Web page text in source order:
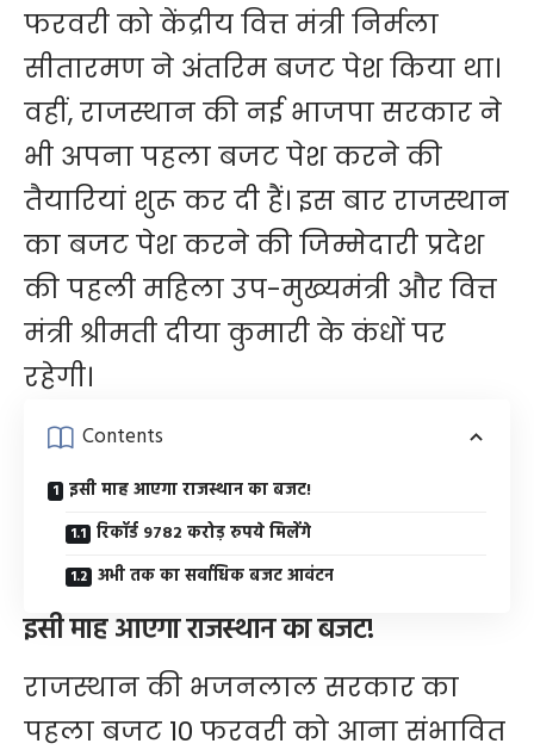
फरवरी को केंद्रीय वित्त मंत्री निर्मला
सीतारमण ने अंतरिम बजट पेश किया था।
वहीं, राजस्थान की नई भाजपा सरकार ने
भी अपना पहला बजट पेश करने की
तैयारियां शुरू कर दी हैं। इस बार राजस्थान
का बजट पेश करने की जिम्मेदारी प्रदेश
की पहली महिला उप-मुख्यमंत्री और वित्त
मंत्री श्रीमती दीया कुमारी के कंधों पर
रहेगी।
Contents
इसी माह आएगा राजस्थान का बजट!
रिकॉर्ड 9782 करोड़ रुपये मिलेंगे
अभी तक का सर्वाधिक बजट आवंटन
इसी माह आएगा राजस्थान का बजट!
राजस्थान की भजनलाल सरकार का
पहला बजट 10 फरवरी को आना संभावित